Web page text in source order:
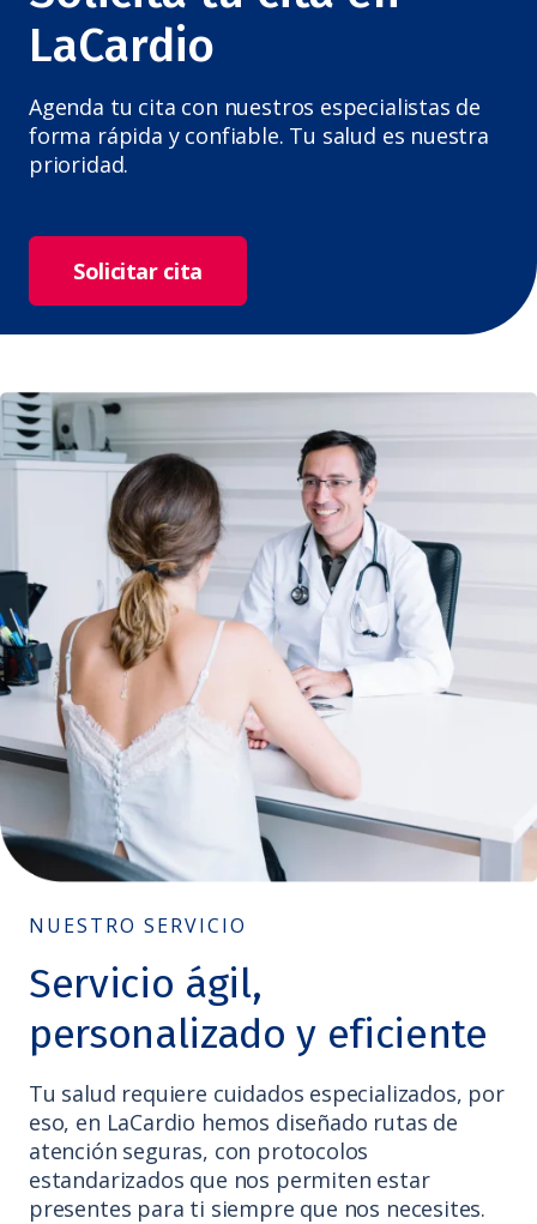
LaCardio
Agenda tu cita con nuestros especialistas de
forma rápida y confiable. Tu salud es nuestra
prioridad.
Solicitar cita
NUESTRO SERVICIO
Servicio ágil,
personalizado y eficiente
Tu salud requiere cuidados especializados, por
eso, en LaCardio hemos diseñado rutas de
atención seguras, con protocolos
estandarizados que nos permiten estar
presentes para ti siempre que nos necesites.